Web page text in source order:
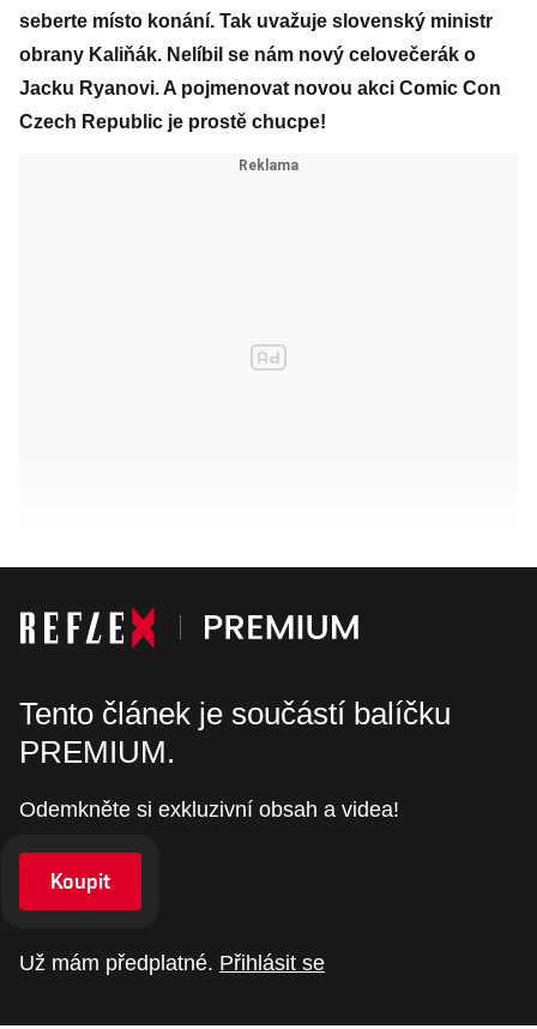
seberte místo konání. Tak uvažuje slovenský ministr
obrany Kaliňák. Nelíbil se nám nový celovečerák o
Jacku Ryanovi. A pojmenovat novou akci Comic Con
Czech Republic je prostě chucpe!
Tento článek je součástí balíčku
PREMIUM.
Odemkněte si exkluzivní obsah a videa!
Koupit
Už mám předplatné. Přihlásit se